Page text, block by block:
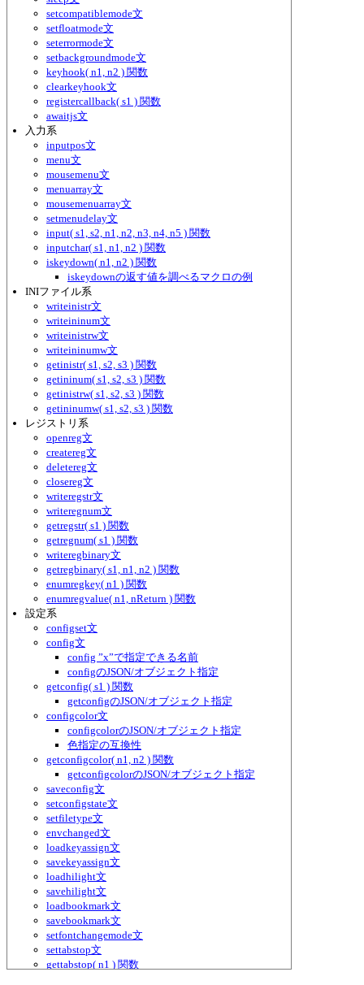
setcompatiblemode文
setfloatmode文
seterrormode文
setbackgroundmode文
keyhook( n1, n2 ) 関数
clearkeyhook文
registercallback( s1 ) 関数
awaitjs文
入力系
inputpos文
menu文
mousemenu文
menuarray文
mousemenuarray文
setmenudelay文
input( s1, s2, n1, n2, n3, n4, n5 ) 関数
inputchar( s1, n1, n2 ) 関数
iskeydown( n1, n2 ) 関数
iskeydownの返す値を調べるマクロの例
INIファイル系
writeinistr文
writeininum文
writeinistrw文
writeininumw文
getinistr( s1, s2, s3 ) 関数
getininum( s1, s2, s3 ) 関数
getinistrw( s1, s2, s3 ) 関数
getininumw( s1, s2, s3 ) 関数
レジストリ系
openreg文
createreg文
deletereg文
closereg文
writeregstr文
writeregnum文
getregstr( s1 ) 関数
getregnum( s1 ) 関数
writeregbinary文
getregbinary( s1, n1, n2 ) 関数
enumregkey( n1 ) 関数
enumregvalue( n1, nReturn ) 関数
設定系
configset文
config文
config ”x”で指定できる名前
configのJSON/オブジェクト指定
getconfig( s1 ) 関数
getconfigのJSON/オブジェクト指定
configcolor文
configcolorのJSON/オブジェクト指定
色指定の互換性
getconfigcolor( n1, n2 ) 関数
getconfigcolorのJSON/オブジェクト指定
saveconfig文
setconfigstate文
setfiletype文
envchanged文
loadkeyassign文
savekeyassign文
loadhilight文
savehilight文
loadbookmark文
savebookmark文
setfontchangemode文
settabstop文
gettabstop( n1 ) 関数